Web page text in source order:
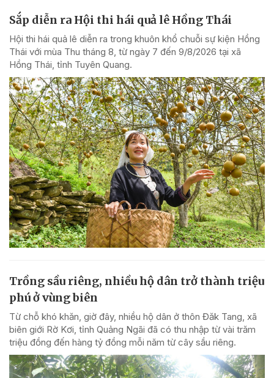
Sắp diễn ra Hội thi hái quả lê Hồng Thái
Hội thi hái quả lê diễn ra trong khuôn khổ chuỗi sự kiện Hồng
Thái với mùa Thu tháng 8, từ ngày 7 đến 9/8/2026 tại xã
Hồng Thái, tỉnh Tuyên Quang.
Trồng sầu riêng, nhiều hộ dân trở thành triệu
phú ở vùng biên
Từ chỗ khó khăn, giờ đây, nhiều hộ dân ở thôn Đăk Tang, xã
biên giới Rờ Kơi, tỉnh Quảng Ngãi đã có thu nhập từ vài trăm
triệu đồng đến hàng tỷ đồng mỗi năm từ cây sầu riêng.